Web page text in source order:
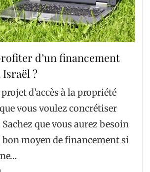
d’un financement
?
d’accès à la propriété
vous voulez concrétiser
que vous aurez besoin
bon moyen de financement si